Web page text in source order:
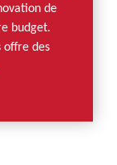
de
budget.
offre des